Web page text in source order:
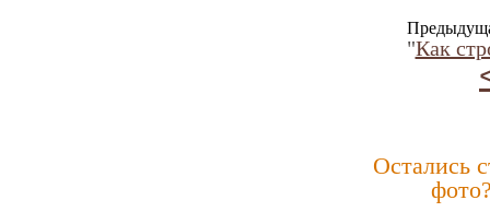
"Как
Остались